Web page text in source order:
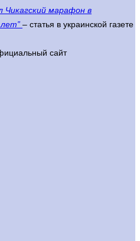
Чикагский марафон в
– статья в украинской газете
сайт